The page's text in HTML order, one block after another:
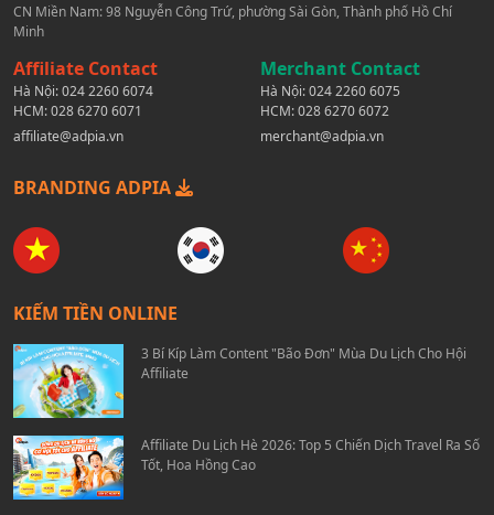
CN Miền Nam: 98 Nguyễn Công Trứ, phường Sài Gòn, Thành phố Hồ Chí
Minh
Affiliate Contact
Hà Nội:024 2260 6074
HCM:028 6270 6071
affiliate@adpia.vn
Merchant Contact
Hà Nội:024 2260 6075
HCM:028 6270 6072
merchant@adpia.vn
BRANDING ADPIA
KIẾM TIỀN ONLINE
3 Bí Kíp Làm Content "Bão Đơn" Mùa Du Lịch Cho Hội
Affiliate
Affiliate Du Lịch Hè 2026: Top 5 Chiến Dịch Travel Ra Số
Tốt, Hoa Hồng Cao